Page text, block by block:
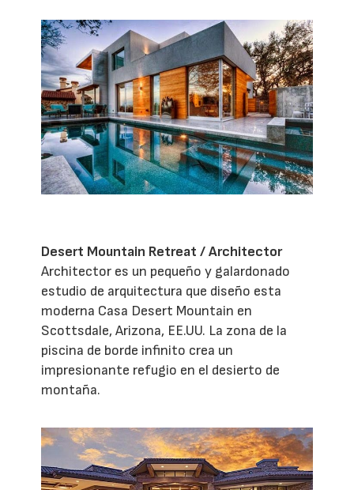
Desert Mountain Retreat / Architector
Architector es un pequeño y galardonado
estudio de arquitectura que diseño esta
moderna Casa Desert Mountain en
Scottsdale, Arizona, EE.UU. La zona de la
piscina de borde infinito crea un
impresionante refugio en el desierto de
montaña.